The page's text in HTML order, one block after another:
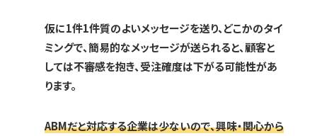
仮に1件1件質のよいメッセージを送り、どこかのタイ
ミングで、簡易的なメッセージが送られると、顧客と
しては不審感を抱き、受注確度は下がる可能性があ
ります。
ABMだと対応する企業は少ないので、興味・関心から